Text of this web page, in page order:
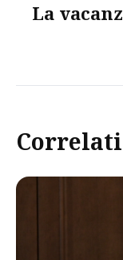
La
Correlati